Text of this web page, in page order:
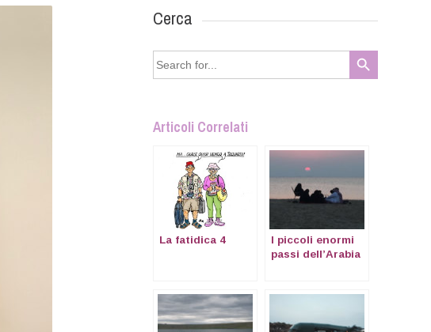
Cerca
Search
for:
Search Button
Articoli Correlati
La fatidica 4
I piccoli enormi
passi dell’Arabia